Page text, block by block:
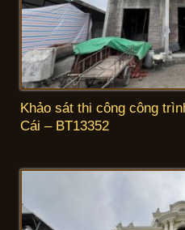
Khảo sát thi công công
Cái – BT13352